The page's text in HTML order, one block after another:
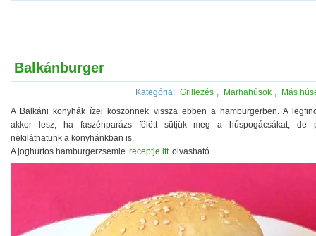
Balkánburger
Kategória: Grillezés , Marhahúsok ,
Más
A Balkáni konyhák ízei köszönnek vissza ebben a hamburgerben. A
akkor lesz, ha faszénparázs fölött sütjük meg a húspogácsákat, de
nekiláthatunk a konyhánkban is.
A joghurtos hamburgerzsemle receptje itt olvasható.